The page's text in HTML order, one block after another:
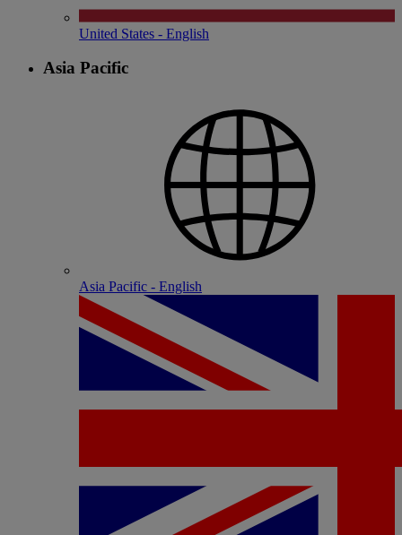
United States - English
Asia Pacific
Asia Pacific - English